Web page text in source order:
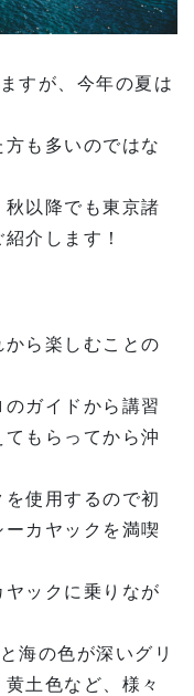
すが、今年の夏は
も多いのではな
以降でも東京諸
介します！
ら楽しむことの
ガイドから講習
もらってから沖
使用するので初
カヤックを満喫
ックに乗りなが
海の色が深いグリ
土色など、様々